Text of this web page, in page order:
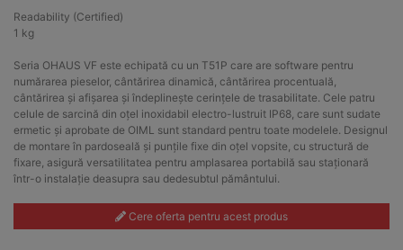
Readability (Certified)
1 kg
Seria OHAUS VF este echipată cu un T51P care are software pentru
numărarea pieselor, cântărirea dinamică, cântărirea procentuală,
cântărirea și afișarea și îndeplinește cerințele de trasabilitate. Cele patru
celule de sarcină din oțel inoxidabil electro-lustruit IP68, care sunt sudate
ermetic și aprobate de OIML sunt standard pentru toate modelele. Designul
de montare în pardoseală și punțile fixe din oțel vopsite, cu structură de
fixare, asigură versatilitatea pentru amplasarea portabilă sau staționară
într-o instalație deasupra sau dedesubtul pământului.
Cere oferta pentru acest produs